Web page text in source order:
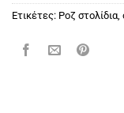
Ετικέτες: Ροζ στολίδια